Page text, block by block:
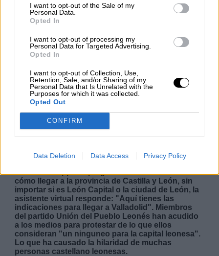
I want to opt-out of the Sale of my
Personal Data.
Opted In
I want to opt-out of processing my
Personal Data for Targeted Advertising.
Opted In
I want to opt-out of Collection, Use,
Retention, Sale, and/or Sharing of my
Personal Data that Is Unrelated with the
Purposes for which it was collected.
Opted Out
CONFIRM
Data Deletion Data Access Privacy Policy
NOTICIAS MAS VISTAS
MARRUECOS
Siri, el asistente de Apple, confunde
usuario de Apple le pregunte a su teléfono móvil
cómo llegar a la provincia de Castilla y León, sin
importar si es León Capital o la ciudad de León, la
asistente virtual responde: "Aquí tienes las
indicaciones para llegar a Valladolid". Miembros
del partido Unión del Pueblo Leonés han acudido
a los medios para protestar de lo que ellos
consideran "un ninguneo para la capital leonesa".
Lo que ha causado la hilaridad de muchas
personas castellano leonesas.